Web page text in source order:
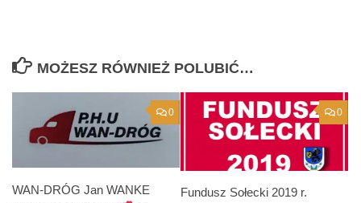
MOŻESZ RÓWNIEŻ POLUBIĆ…
0
WAN-DRÓG Jan WANKE
0
Fundusz Sołecki 2019 r.